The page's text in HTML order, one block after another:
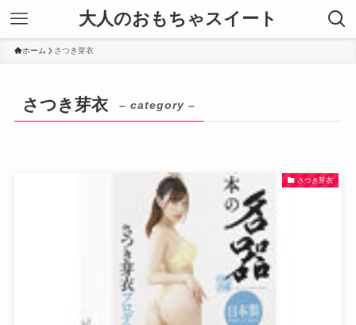
大人のおもちゃスイート
ホーム さつき芽衣
さつき芽衣 – category –
さつき芽衣